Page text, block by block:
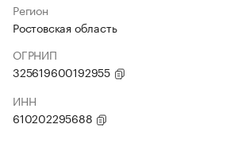
Регион
Ростовская область
ОГРНИП
325619600192955
ИНН
610202295688